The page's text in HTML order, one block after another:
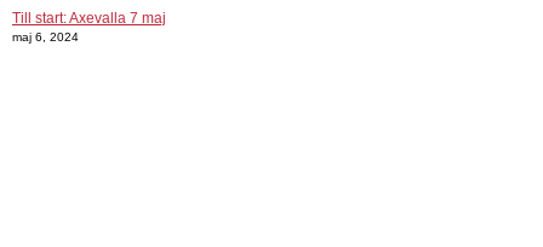
Till start: Axevalla 7 maj
maj 6, 2024